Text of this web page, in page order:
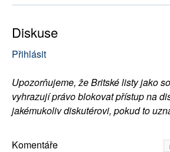
Diskuse
Přihlásit
Upozorňujeme, že Britské listy jako
vyhrazují právo blokovat přístup na
jakémukoliv diskutérovi, pokud to
Komentáře